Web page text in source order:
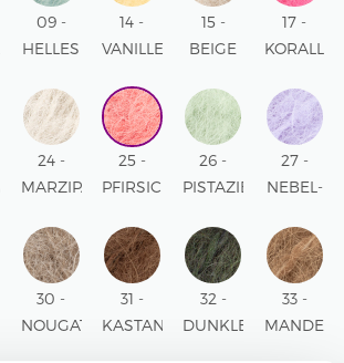
09 -
HELLES
UNI
COLOUR
14 -
VANILLEGELB
COLOUR
15 -
BEIGE
COLOUR
17 -
KORALL
COLOUR
24 -
MARZIPAN
COLOUR
25 -
PFIRSICHROSA
COLOUR
26 -
PISTAZIENEIS
COLOUR
27 -
NEBEL-
UNI
COLOUR
30 -
NOUGAT
31 -
KASTANIE
32 -
DUNKLER
33 -
MANDEL